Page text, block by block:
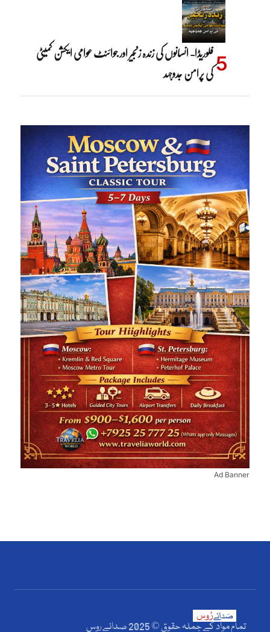
فلوریڈا- انسانوں کی زندہ زنجیر اور جوائنٹ عوامی ایکشن کمیٹی
کی پرامن جدوجہد
Ad Banner
تمام مواد کے جملہ حقوق © 2025 صدائے روس